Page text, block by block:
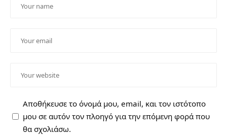
Αποθήκευσε το όνομά μου, email, και τον ιστότοπο
μου σε αυτόν τον πλοηγό για την επόμενη φορά που
θα σχολιάσω.